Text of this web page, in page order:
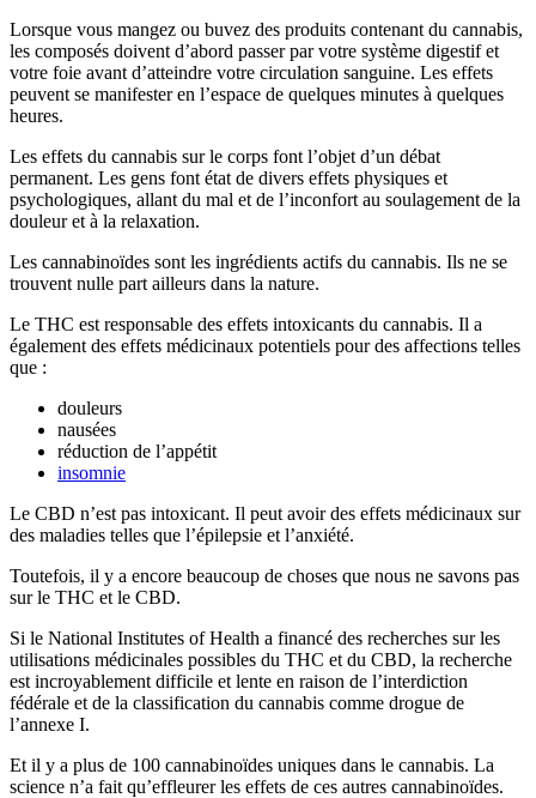
Lorsque vous mangez ou buvez des produits contenant du cannabis,
les composés doivent d’abord passer par votre système digestif et
votre foie avant d’atteindre votre circulation sanguine. Les effets
peuvent se manifester en l’espace de quelques minutes à quelques
heures.
Les effets du cannabis sur le corps font l’objet d’un débat
permanent. Les gens font état de divers effets physiques et
psychologiques, allant du mal et de l’inconfort au soulagement de la
douleur et à la relaxation.
Les cannabinoïdes sont les ingrédients actifs du cannabis. Ils ne se
trouvent nulle part ailleurs dans la nature.
Le THC est responsable des effets intoxicants du cannabis. Il a
également des effets médicinaux potentiels pour des affections telles
que :
douleurs
nausées
réduction de l’appétit
insomnie
Le CBD n’est pas intoxicant. Il peut avoir des effets médicinaux sur
des maladies telles que l’épilepsie et l’anxiété.
Toutefois, il y a encore beaucoup de choses que nous ne savons pas
sur le THC et le CBD.
Si le National Institutes of Health a financé des recherches sur les
utilisations médicinales possibles du THC et du CBD, la recherche
est incroyablement difficile et lente en raison de l’interdiction
fédérale et de la classification du cannabis comme drogue de
l’annexe I.
Et il y a plus de 100 cannabinoïdes uniques dans le cannabis. La
science n’a fait qu’effleurer les effets de ces autres cannabinoïdes.